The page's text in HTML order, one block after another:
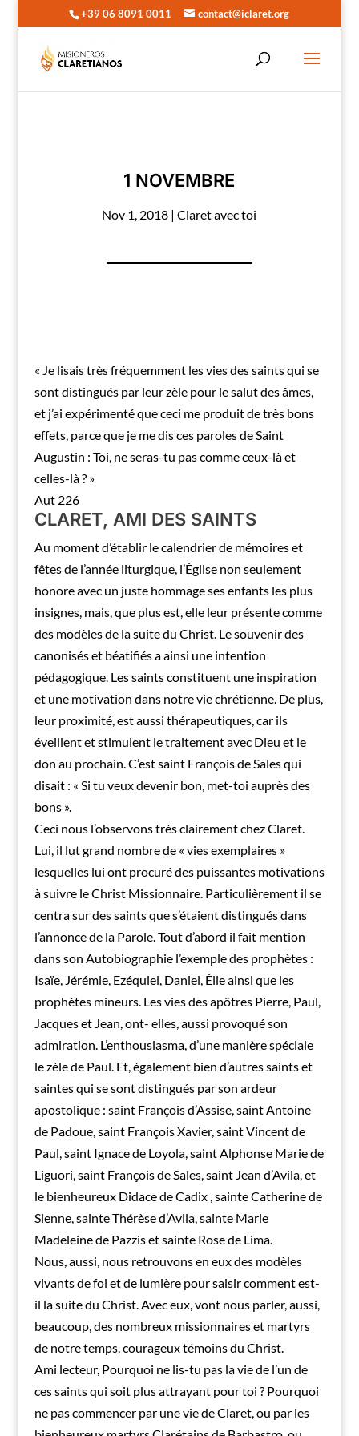
+39 06 8091 0011 contact@iclaret.org
1 NOVEMBRE
Nov 1, 2018 |Claret avec toi
« Je lisais très fréquemment les vies des saints qui se
sont distingués par leur zèle pour le salut des âmes,
et j’ai expérimenté que ceci me produit de très bons
effets, parce que je me dis ces paroles de Saint
Augustin : Toi, ne seras-tu pas comme ceux-là et
celles-là ? »
Aut 226
CLARET, AMI DES SAINTS
Au moment d’établir le calendrier de mémoires et
fêtes de l’année liturgique, l’Église non seulement
honore avec un juste hommage ses enfants les plus
insignes, mais, que plus est, elle leur présente comme
des modèles de la suite du Christ. Le souvenir des
canonisés et béatifiés a ainsi une intention
pédagogique. Les saints constituent une inspiration
et une motivation dans notre vie chrétienne. De plus,
leur proximité, est aussi thérapeutiques, car ils
éveillent et stimulent le traitement avec Dieu et le
don au prochain. C’est saint François de Sales qui
disait : « Si tu veux devenir bon, met-toi auprès des
bons ».
Ceci nous l’observons très clairement chez Claret.
Lui, il lut grand nombre de « vies exemplaires »
lesquelles lui ont procuré des puissantes motivations
à suivre le Christ Missionnaire. Particulièrement il se
centra sur des saints que s’étaient distingués dans
l’annonce de la Parole. Tout d’abord il fait mention
dans son Autobiographie l’exemple des prophètes :
Isaïe, Jérémie, Ezéquiel, Daniel, Élie ainsi que les
prophètes mineurs. Les vies des apôtres Pierre, Paul,
Jacques et Jean, ont- elles, aussi provoqué son
admiration. L’enthousiasma, d’une manière spéciale
le zèle de Paul. Et, également bien d’autres saints et
saintes qui se sont distingués par son ardeur
apostolique : saint François d’Assise, saint Antoine
de Padoue, saint François Xavier, saint Vincent de
Paul, saint Ignace de Loyola, saint Alphonse Marie de
Liguori, saint François de Sales, saint Jean d’Avila, et
le bienheureux Didace de Cadix , sainte Catherine de
Sienne, sainte Thérèse d’Avila, sainte Marie
Madeleine de Pazzis et sainte Rose de Lima.
Nous, aussi, nous retrouvons en eux des modèles
vivants de foi et de lumière pour saisir comment est-
il la suite du Christ. Avec eux, vont nous parler, aussi,
beaucoup, des nombreux missionnaires et martyrs
de notre temps, courageux témoins du Christ.
Ami lecteur, Pourquoi ne lis-tu pas la vie de l’un de
ces saints qui soit plus attrayant pour toi ? Pourquoi
ne pas commencer par une vie de Claret, ou par les